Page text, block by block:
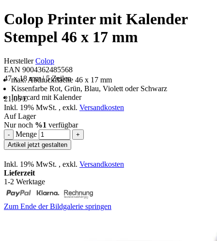
Colop Printer mit Kalender
Stempel 46 x 17 mm
HerstellerColop
EAN 9004362485568
47 x 18 mm | 5 Zeilen
max. Abdruckfläche 46 x 17 mm
Kissenfarbe Rot, Grün, Blau, Violett oder Schwarz
Inlaycard mit Kalender
21,05 €
Inkl. 19% MwSt. , exkl. Versandkosten
Auf Lager
Nur noch %1 verfügbar
- Menge
+
Artikel jetzt gestalten
Inkl. 19% MwSt. , exkl. Versandkosten
Lieferzeit
1-2 Werktage
Zum Ende der Bildgalerie springen